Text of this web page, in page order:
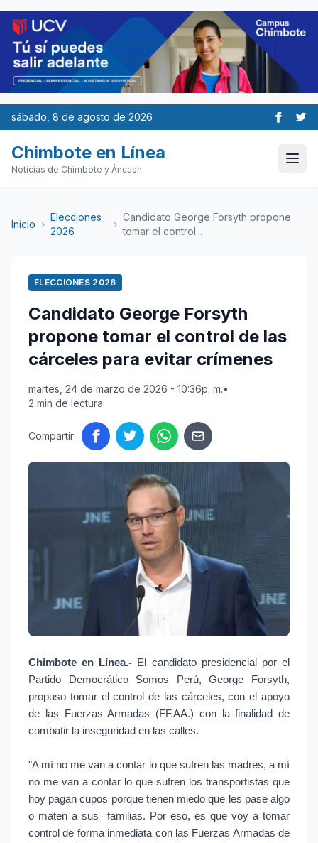
sábado, 8 de agosto de 2026
Chimbote en Línea
Noticias de Chimbote y Áncash
Inicio ›
Elecciones
2026
›
Candidato George Forsyth propone
tomar el control...
ELECCIONES 2026
Candidato George Forsyth
propone tomar el control de las
cárceles para evitar crímenes
martes, 24 de marzo de 2026 - 10:36p. m.•
2 min de lectura
Compartir:
Chimbote en Línea.- El candidato presidencial por el
Partido Democrático Somos Perú, George Forsyth,
propuso tomar el control de las cárceles, con el apoyo
de las Fuerzas Armadas (FF.AA.) con la finalidad de
combatir la inseguridad en las calles.
"A mí no me van a contar lo que sufren las madres, a mí
no me van a contar lo que sufren los transportistas que
hoy pagan cupos porque tienen miedo que les pase algo
o maten a sus familias. Por eso, es que voy a tomar
control de forma inmediata con las Fuerzas Armadas de